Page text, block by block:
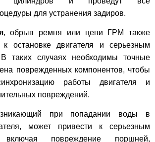
для устранения задиров.
, обрыв ремня или цепи ГРМ также
к остановке двигателя и серьезным
таких случаях необходимы точные
поврежденных компонентов, чтобы
работы двигателя и
повреждений.
при попадании воды в
может привести к серьезным
включая повреждение поршней,